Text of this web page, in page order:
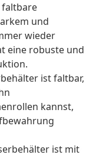
faltbare
und
wieder
eine robuste und
ist faltbar,
kannst,
ist mit